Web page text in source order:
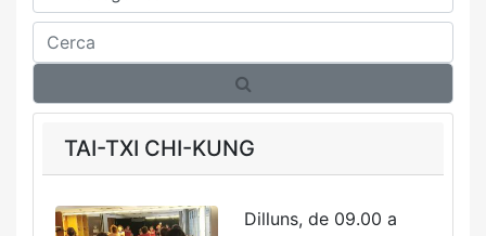
Cerca
TAI-TXI CHI-KUNG
Dilluns, de 09.00 a